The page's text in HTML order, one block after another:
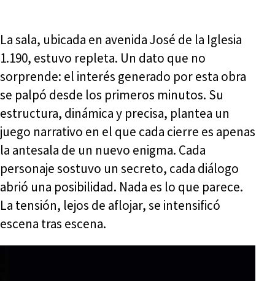
La sala, ubicada en avenida José de la Iglesia
1.190, estuvo repleta. Un dato que no
sorprende: el interés generado por esta obra
se palpó desde los primeros minutos. Su
estructura, dinámica y precisa, plantea un
juego narrativo en el que cada cierre es apenas
la antesala de un nuevo enigma. Cada
personaje sostuvo un secreto, cada diálogo
abrió una posibilidad. Nada es lo que parece.
La tensión, lejos de aflojar, se intensificó
escena tras escena.